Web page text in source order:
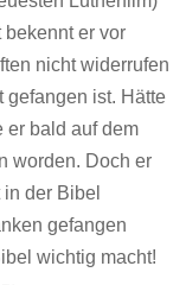
er vor
nicht widerrufen
ist. Hätte
er bald auf dem
worden. Doch er
der Bibel
gefangen
wichtig macht!